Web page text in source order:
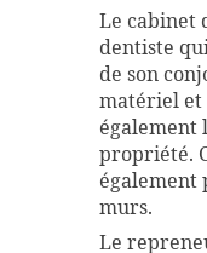
Le cabinet
dentiste
de son
matériel et
également
propriété.
également
murs.
Le